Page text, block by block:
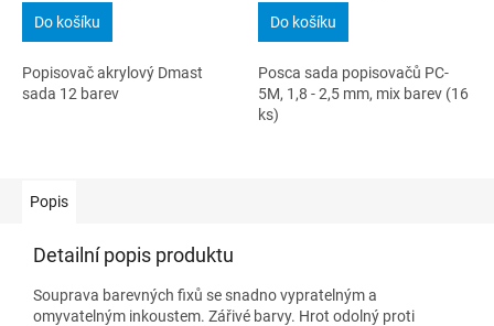
Do košíku
Popisovač akrylový Dmast
sada 12 barev
Do košíku
Posca sada popisovačů PC-
5M, 1,8 - 2,5 mm, mix barev (16
ks)
Popis
Detailní popis produktu
Souprava barevných fixů se snadno vypratelným a
omyvatelným inkoustem. Zářivé barvy. Hrot odolný proti